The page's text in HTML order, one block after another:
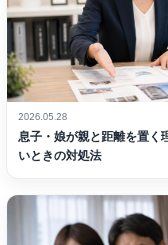
2026.05.28
息子・娘が親と距離を置く
いときの対処法